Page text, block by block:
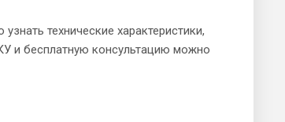
технические характеристики,
и бесплатную консультацию можно